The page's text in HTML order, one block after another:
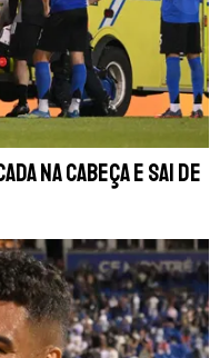
na cabeça e sai de